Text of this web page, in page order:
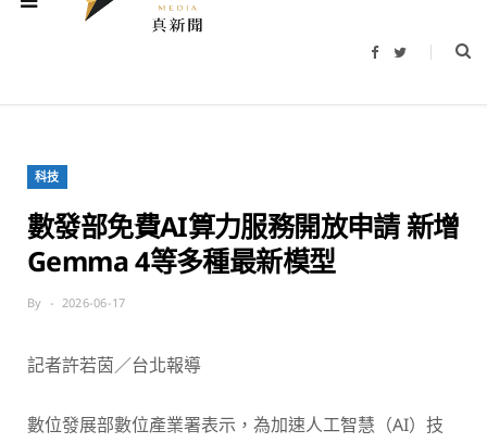
F
b
T
t
科技
數發部免費AI算力服務開放申請 新增
Gemma 4等多種最新模型
By 2026-06-17
記者許若茵／台北報導
數位發展部數位產業署表示，為加速人工智慧（AI）技